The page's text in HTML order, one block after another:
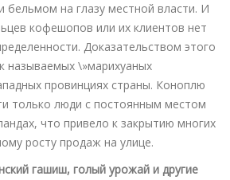
на глазу местной власти. И
кофешопов или их клиентов нет
Доказательством этого
называемых \»марихуаных
провинциях страны. Коноплю
только люди с постоянным местом
что привело к закрытию многих
росту продаж на улице.
гашиш, голый урожай и другие